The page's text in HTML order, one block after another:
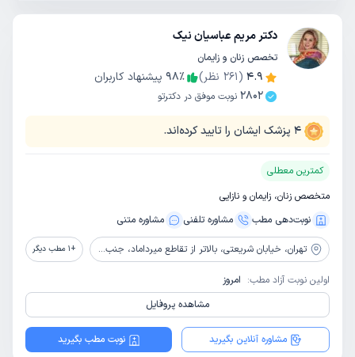
دکتر مریم عباسیان نیک
تخصص زنان و زایمان
4.9
(
261 نظر) 98٪
پیشنهاد کاربران
2802 نوبت موفق در دکترتو
4 پزشک ایشان را تایید کرده‌اند.
کمترین معطلی
متخصص زنان، زایمان و نازایی
نوبت‌دهی مطب
مشاوره‌ تلفنی مشاوره‌ متنی
تهران، خیابان شریعتی، بالاتر از تقاطع میرداماد، جنب بانک شهر، بالای داروخانه دکتر محجوب، پلاک 1181 +
1 مطب دیگر
اولین نوبت آزاد مطب: امروز
مشاهده پروفایل
مشاوره آنلاین بگیرید نوبت مطب بگیرید